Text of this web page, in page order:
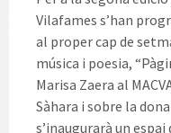
Vilafames s’han
al proper cap de
música i poesia,
Marisa Zaera al
Sàhara i sobre la
s’inaugurarà un